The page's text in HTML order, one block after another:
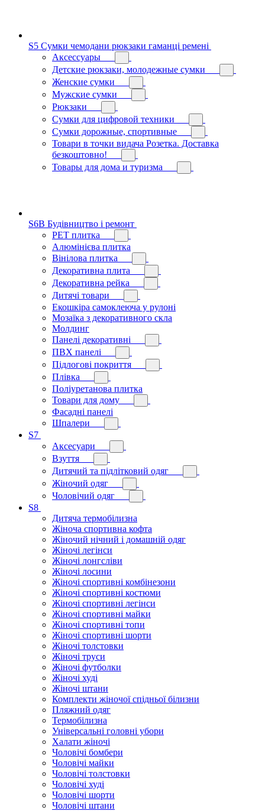
S5 Сумки чемодани рюкзаки гаманці ремені
Аксессуары
Детские рюкзаки, молодежные сумки
Женские сумки
Мужские сумки
Рюкзаки
Сумки для цифровой техники
Сумки дорожные, спортивные
Товари в точки видача Розетка. Доставка
безкоштовно!
Товары для дома и туризма
S6B Будівництво і ремонт
PЕT плитка
Алюмінієва плитка
Вінілова плитка
Декоративна плита
Декоративна рейка
Дитячі товари
Екошкіра самоклеюча у рулоні
Мозаїка з декоративного скла
Молдинг
Панелі декоративні
ПВХ панелі
Підлогові покриття
Плівка
Поліуретанова плитка
Товари для дому
Фасадні панелі
Шпалери
S7
Аксесуари
Взуття
Дитячий та підлітковий одяг
Жіночий одяг
Чоловічий одяг
S8
Дитяча термобілизна
Жіноча спортивна кофта
Жіночий нічний і домашній одяг
Жіночі легінси
Жіночі лонгсліви
Жіночі лосини
Жіночі спортивні комбінезони
Жіночі спортивні костюми
Жіночі спортивні легінси
Жіночі спортивні майки
Жіночі спортивні топи
Жіночі спортивні шорти
Жіночі толстовки
Жіночі труси
Жіночі футболки
Жіночі худі
Жіночі штани
Комплекти жіночої спідньої білизни
Пляжний одяг
Термобілизна
Універсальні головні убори
Халати жіночі
Чоловічі бомбери
Чоловічі майки
Чоловічі толстовки
Чоловічі худі
Чоловічі шорти
Чоловічі штани